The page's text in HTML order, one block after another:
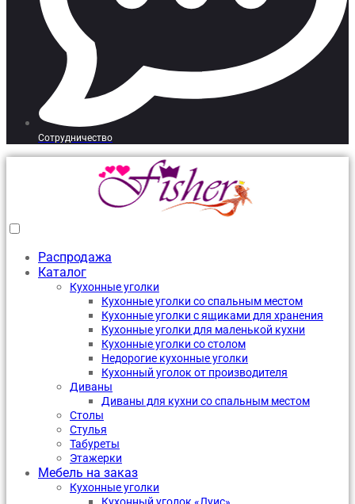
Сотрудничество
Распродажа
Каталог
Кухонные уголки
Кухонные уголки со спальным местом
Кухонные уголки с ящиками для хранения
Кухонные уголки для маленькой кухни
Кухонные уголки со столом
Недорогие кухонные уголки
Кухонный уголок от производителя
Диваны
Диваны для кухни со спальным местом
Столы
Стулья
Табуреты
Этажерки
Мебель на заказ
Кухонные уголки